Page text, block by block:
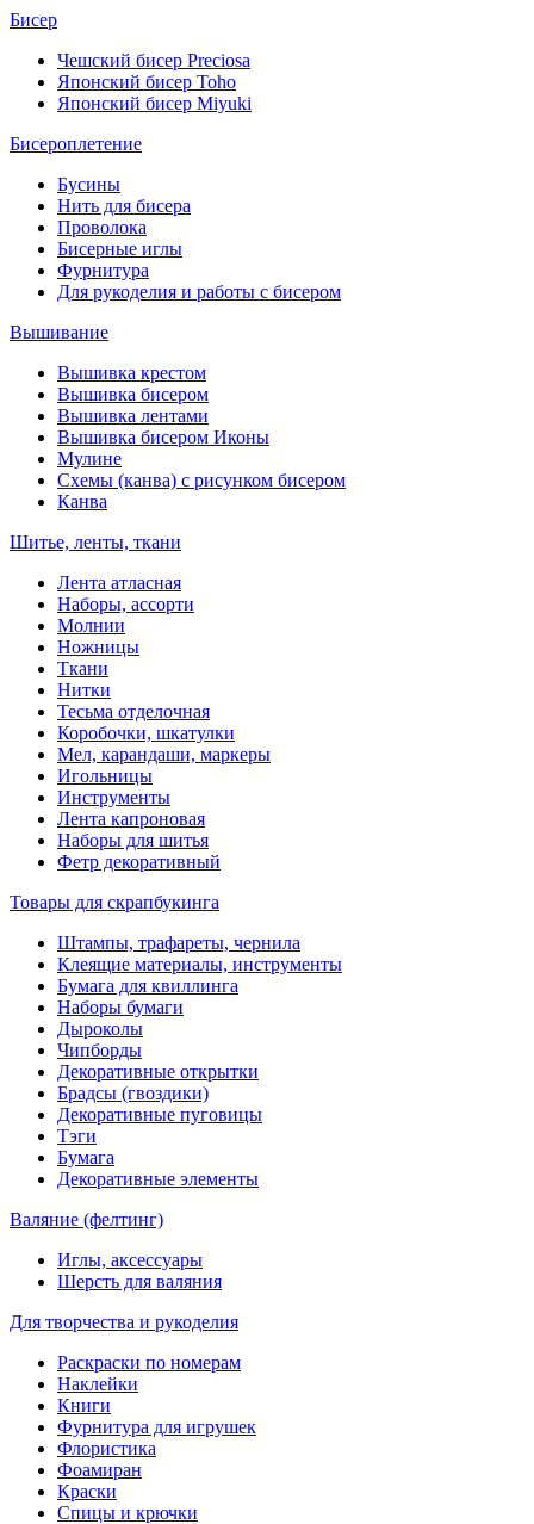
Бисер
Чешский бисер Preciosa
Японский бисер Toho
Японский бисер Miyuki
Бисероплетение
Бусины
Нить для бисера
Проволока
Бисерные иглы
Фурнитура
Для рукоделия и работы с бисером
Вышивание
Вышивка крестом
Вышивка бисером
Вышивка лентами
Вышивка бисером Иконы
Мулине
Схемы (канва) с рисунком бисером
Канва
Шитье, ленты, ткани
Лента атласная
Наборы, ассорти
Молнии
Ножницы
Ткани
Нитки
Тесьма отделочная
Коробочки, шкатулки
Мел, карандаши, маркеры
Игольницы
Инструменты
Лента капроновая
Наборы для шитья
Фетр декоративный
Товары для скрапбукинга
Штампы, трафареты, чернила
Клеящие материалы, инструменты
Бумага для квиллинга
Наборы бумаги
Дыроколы
Чипборды
Декоративные открытки
Брадсы (гвоздики)
Декоративные пуговицы
Тэги
Бумага
Декоративные элементы
Валяние (фелтинг)
Иглы, аксессуары
Шерсть для валяния
Для творчества и рукоделия
Раскраски по номерам
Наклейки
Книги
Фурнитура для игрушек
Флористика
Фоамиран
Краски
Спицы и крючки